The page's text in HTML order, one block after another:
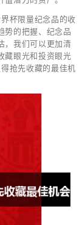
杯限量纪念品的收
势的把握、纪念品
，我们可以更加清
藏眼光和投资眼光
抢先收藏的最佳机